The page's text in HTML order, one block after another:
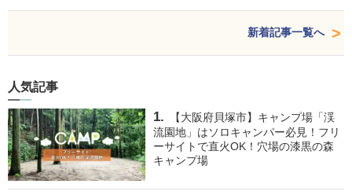
新着記事一覧へ
人気記事
【大阪府貝塚市】キャンプ場「渓
流園地」はソロキャンパー必見！フリ
ーサイトで直火OK！穴場の漆黒の森
キャンプ場